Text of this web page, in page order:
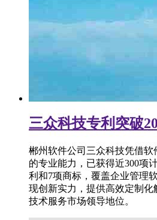
三众科技专利突破
郴州软件公司三众科技凭借
的专业能力，已获得近300项
利和7项商标，覆盖企业管理
现创新实力，提供高效定制
技术服务市场领导地位。